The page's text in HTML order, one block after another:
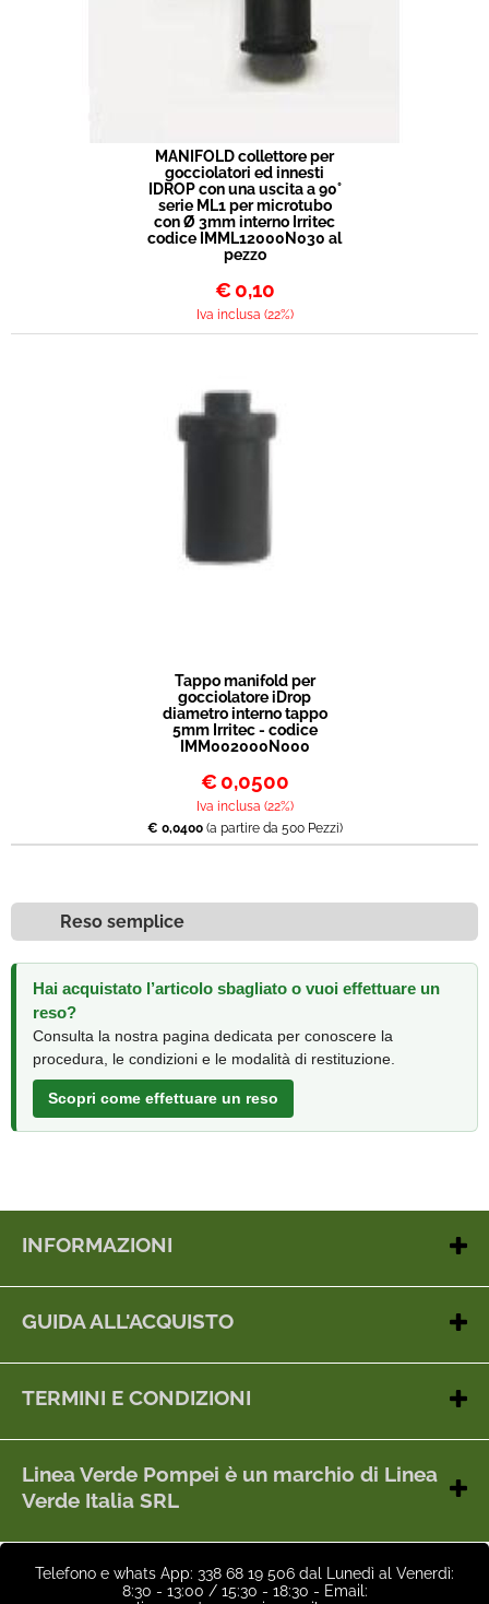
MANIFOLD collettore per
gocciolatori ed innesti
IDROP con una uscita a 90°
serie ML1 per microtubo
con Ø 3mm interno Irritec
codice IMML12000N030 al
pezzo
€ 0,10
Iva inclusa (22%)
Tappo manifold per
gocciolatore iDrop
diametro interno tappo
5mm Irritec - codice
IMM002000N000
€ 0,0500
Iva inclusa (22%)
€ 0,0400(a partire da 500 Pezzi)
Reso semplice
Hai acquistato l’articolo sbagliato o vuoi effettuare un
reso?
Consulta la nostra pagina dedicata per conoscere la
procedura, le condizioni e le modalità di restituzione.
Scopri come effettuare un reso
INFORMAZIONI
Dove siamo
Gestione cookie
dal Lunedì al Venerdì: 8:30 - 13:00 / 15:30 - 18:30
GUIDA ALL'ACQUISTO
Feedback
TERMINI E CONDIZIONI
Garanzia prodotti
Cookie
Privacy
Linea Verde Pompei è un marchio di Linea
Verde Italia SRL
Sede operativa: Via Fontanelle 275 - 80045 Pompei (NA)
Telefono e whats App: 338 68 19 506 dal Lunedì al Venerdì:
8:30 - 13:00 / 15:30 - 18:30 - Email: